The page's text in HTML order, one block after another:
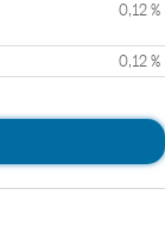
0,12 %
0,12 %